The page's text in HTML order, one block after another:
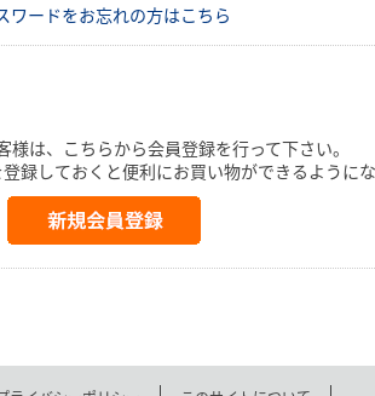
ワードをお忘れの方はこちら
様は、こちらから会員登録を行って下さい。
録しておくと便利にお買い物ができるように